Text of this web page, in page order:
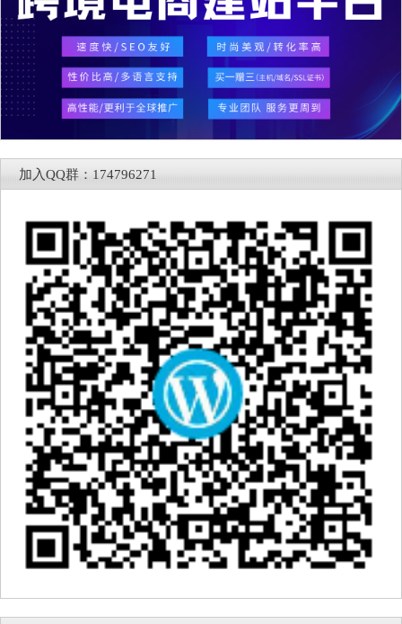
加入QQ群：174796271